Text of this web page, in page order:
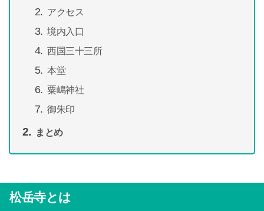
アクセス
境内入口
西国三十三所
本堂
粟嶋神社
御朱印
まとめ
松岳寺とは